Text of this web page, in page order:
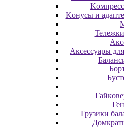
Koнуcы и
Аксессуары
Грузики